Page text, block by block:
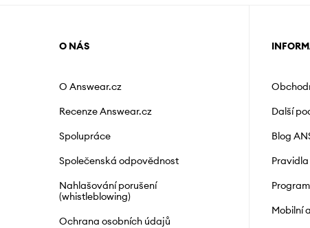
O NÁS
O Answear.cz
Recenze Answear.cz
Spolupráce
Společenská odpovědnost
Nahlašování porušení
(whistleblowing)
Ochrana osobních údajů
Další
Blog
Mobilní